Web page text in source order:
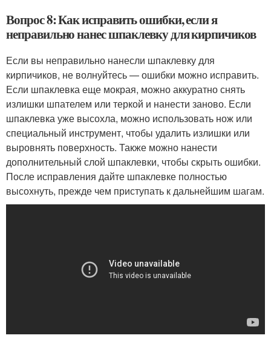
Вопрос 8: Как исправить ошибки, если я
неправильно нанес шпаклевку для кирпичиков
Если вы неправильно нанесли шпаклевку для
кирпичиков, не волнуйтесь — ошибки можно исправить.
Если шпаклевка еще мокрая, можно аккуратно снять
излишки шпателем или теркой и нанести заново. Если
шпаклевка уже высохла, можно использовать нож или
специальный инструмент, чтобы удалить излишки или
выровнять поверхность. Также можно нанести
дополнительный слой шпаклевки, чтобы скрыть ошибки.
После исправления дайте шпаклевке полностью
высохнуть, прежде чем приступать к дальнейшим шагам.